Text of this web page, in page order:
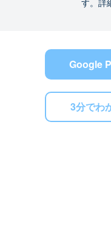
す。詳
Google
3分でわ